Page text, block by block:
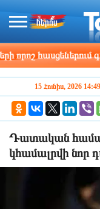
հասցեներում
15 Հունիս, 2026 14:49
Դատական
կհամալրվի նոր